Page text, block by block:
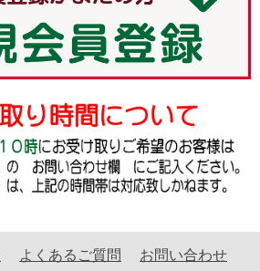
よくあるご質問 お問い合わせ